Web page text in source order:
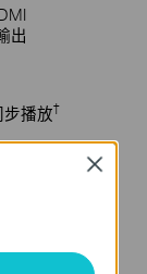
出
播放†
Close